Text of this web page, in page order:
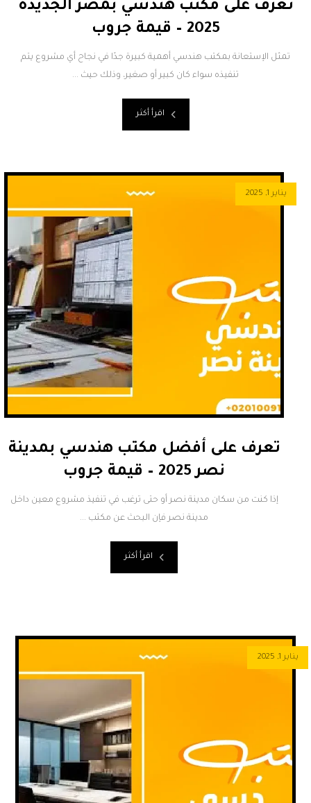
تعرف على مكتب هندسي بمصر الجديدة
2025 – قيمة جروب
تمثل الإستعانة بمكتب هندسي أهمية كبيرة جدًا في نجاح أي مشروع يتم
تنفيذه سواء كان كبير أو صغير، وذلك حيث ...
اقرأ أكثر
تعرف على أفضل مكتب هندسي بمدينة
نصر 2025 – قيمة جروب
يناير 1, 2025
إذا كنت من سكان مدينة نصر أو حتى ترغب في تنفيذ مشروع معين داخل
مدينة نصر فإن البحث عن مكتب ...
اقرأ أكثر
يناير 1, 2025